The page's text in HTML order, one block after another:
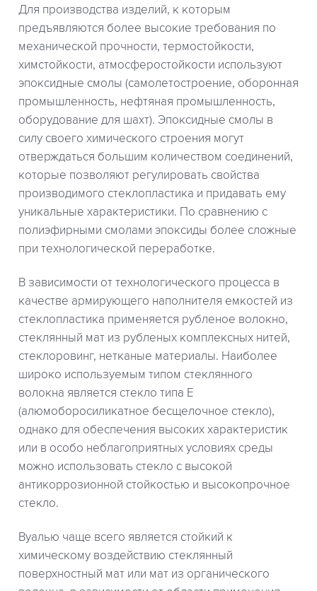
Для производства изделий, к которым
предъявляются более высокие требования по
механической прочности, термостойкости,
химстойкости, атмосферостойкости используют
эпоксидные смолы (самолетостроение, оборонная
промышленность, нефтяная промышленность,
оборудование для шахт). Эпоксидные смолы в
силу своего химического строения могут
отверждаться большим количеством соединений,
которые позволяют регулировать свойства
производимого стеклопластика и придавать ему
уникальные характеристики. По сравнению с
полиэфирными смолами эпоксиды более сложные
при технологической переработке.
В зависимости от технологического процесса в
качестве армирующего наполнителя емкостей из
стеклопластика применяется рубленое волокно,
стеклянный мат из рубленых комплексных нитей,
стеклоровинг, нетканые материалы. Наиболее
широко используемым типом стеклянного
волокна является стекло типа Е
(алюмоборосиликатное бесщелочное стекло),
однако для обеспечения высоких характеристик
или в особо неблагоприятных условиях среды
можно использовать стекло с высокой
антикоррозионной стойкостью и высокопрочное
стекло.
Вуалью чаще всего является стойкий к
химическому воздействию стеклянный
поверхностный мат или мат из органического